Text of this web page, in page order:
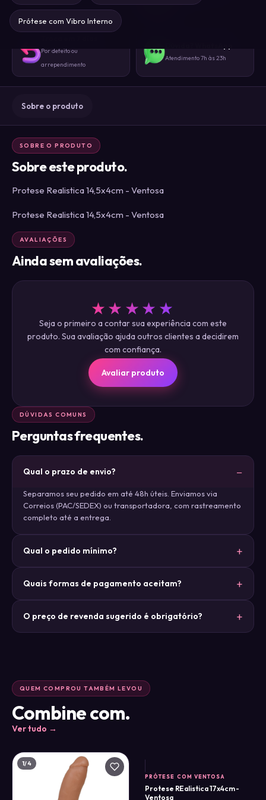
Prótese com Vibro Interno
Sem identificação externa
Por defeito ou
arrependimento
Atendimento 7h às 23h
Sobre o produto
SOBRE O PRODUTO
Sobre este produto.
Protese Realistica 14,5x4cm - Ventosa
Protese Realistica 14,5x4cm - Ventosa
AVALIAÇÕES
Ainda sem avaliações.
★★★★★
Seja o primeiro a contar sua experiência com este
produto. Sua avaliação ajuda outros clientes a decidirem
com confiança.
Avaliar produto
DÚVIDAS COMUNS
Perguntas frequentes.
Qual o prazo de envio?
Separamos seu pedido em até 48h úteis. Enviamos via
Correios (PAC/SEDEX) ou transportadora, com rastreamento
completo até a entrega.
Qual o pedido mínimo?
Quais formas de pagamento aceitam?
O preço de revenda sugerido é obrigatório?
QUEM COMPROU TAMBÉM LEVOU
Combine com.
Ver tudo →
1/4
PRÓTESE COM VENTOSA
Protese REalistica 17x4cm -
Ventosa